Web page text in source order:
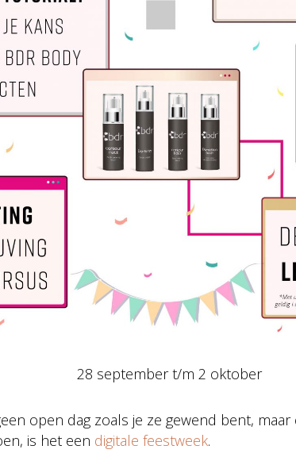
28 september t/m 2 oktober
open dag zoals je ze gewend bent,
is het een digitale feestweek.